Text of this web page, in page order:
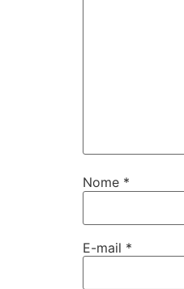
Nome *
E-mail *